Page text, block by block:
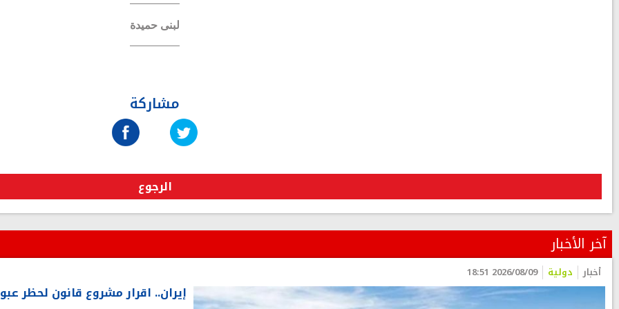
لبنى حميدة
مشاركة
الرجوع
آخر الأخبار
أخبار دولية 2026/08/09 18:51
إيران.. اقرار مشروع قانون لحظر